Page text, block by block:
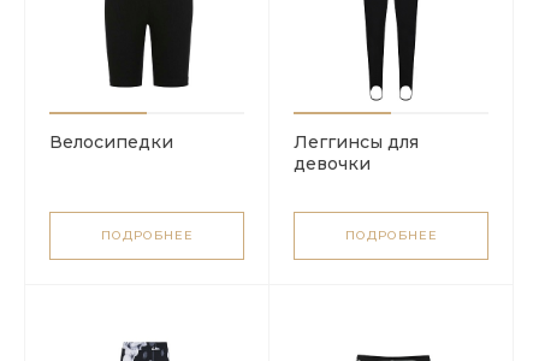
Велосипедки
ПОДРОБНЕЕ
Леггинсы для
девочки
ПОДРОБНЕЕ